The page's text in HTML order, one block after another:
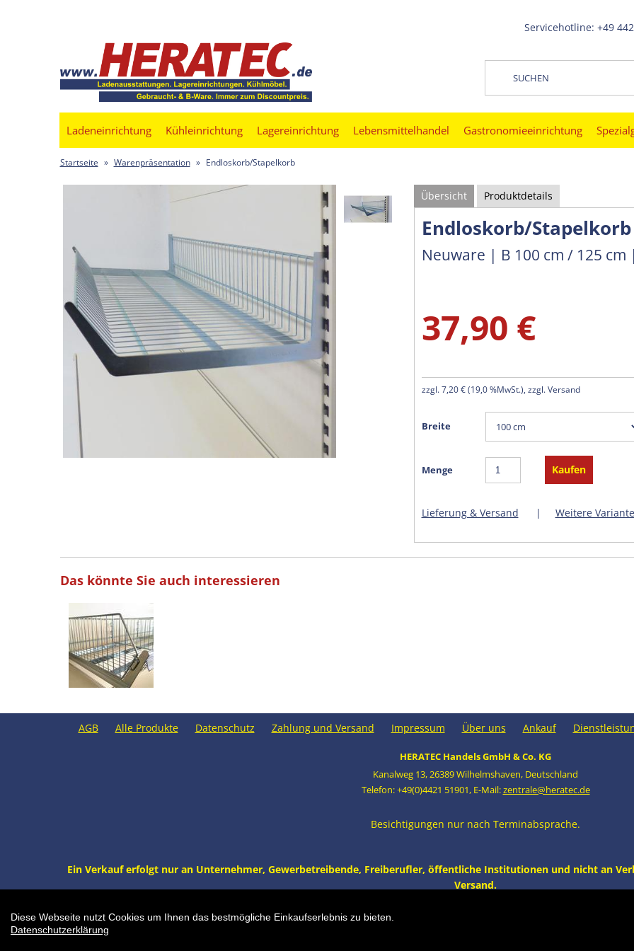
Servicehotline: +49
Ladeneinrichtung Kühleinrichtung Lagereinrichtung Lebensmittelhandel Gastronomieeinrichtung
Startseite » Warenpräsentation » Endloskorb/Stapelkorb
Übersicht Produktdetails
Endloskorb/Stapelkorb
Neuware | B 100 cm / 125
37,90 €
zzgl. 7,20 €(19,0 %MwSt.), zzgl. Versand
Breite
Menge
Lieferung & Versand | Weitere
Das könnte Sie auch interessieren
AGB Alle Produkte Datenschutz Zahlung und Versand Impressum Über uns Ankauf
HERATEC Handels GmbH & Co. KG
Kanalweg 13,26389 Wilhelmshaven, Deutschland
Telefon: +49(0)4421 51901, E-Mail:zentrale@heratec.de
Besichtigungen nur nach Terminabsprache.
Ein Verkauf erfolgt nur an Unternehmer, Gewerbetreibende, Freiberufler, öffentliche Institutionen und nicht an
Versand.
Endloskorb/Stapelkorb Neuware | B 100 cm / 125 cm | T 47 cm | verzinkt (Warenpräsentation) |
Diese Webseite nutzt Cookies um Ihnen das bestmögliche Einkaufserlebnis zu bieten.
Datenschutzerklärung